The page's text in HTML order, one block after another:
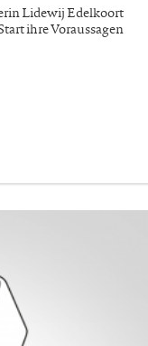
Lidewij Edelkoort
ihre Voraussagen